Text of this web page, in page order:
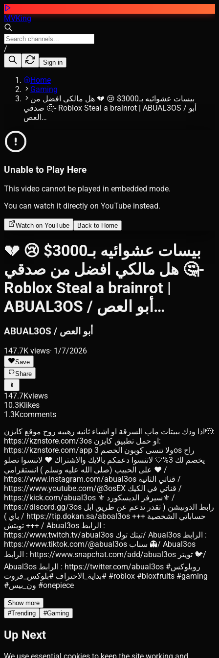
MVKing
/
Sign in
Home
Gaming
بيسات عشوائيه بـ3000$ 😢 💔 هل مالكي افضل من
صدقي 🤔- Roblox Steal a brainrot | ABUAL3OS / أبو
العص…
Unable to Play Here
This video cannot be played in embedded mode.
You can watch it directly on YouTube instead.
Watch on YouTube Back to Home
بيسات عشوائيه بـ3000$ 😢 💔
هل مالكي افضل من صدقي 🤔-
Roblox Steal a brainrot |
ABUAL3OS / أبو العص…
ABUAL3OS / أبو العص
147.7K views· 1/7/2026
Save
Share
147.7Kviews
10.3Klikes
1.3Kcomments
اذا ودك ببيتات ماب السرقة او اشياء ثانيه رهيبه روح موقع كايزن🫡:
https://kznstore.com/3os او حمل تطبيق كايزن:
https://kznstore.com/app ولا تنسى كوبون الخصم 3os راح
يخصم لك 3%🤍 لاتنسوا دعمكم بالايك والاشتراك ❤️ لاتنسوا تصلو
على الحبيب (صلى الله عليه وسلم ) انستقرامي ♥️ /
https://www.instagram.com/abual3os قناتي الثانية /
https://www.youtube.com/@3osEX قناتي في الكيك /
https://kick.com/abual3os ⚜️ سيرفر الديسكورد⚜️ /
https://discord.gg/3os رابط الدونيشن ( تقدر تدعم عن طريق ابل
باي ) / https://tip.dokan.sa/aboal3os +++ حساباتي الشخصية
+++ تويتش / Abual3os الرابط :
https://www.twitch.tv/abual3os تيتك توك/ Abual3os الرابط :
https://www.tiktok.com/@abual3os سناب 👻/ Abual3os
الرابط : https://www.snapchat.com/add/abual3os تويتر 🐦/
Abual3os الرابط : https://twitter.com/abual3os #روبلوكس
#بداية_الاحتراف #بلوكس_فروت #roblox #bloxfruits #gaming
#ون_بيس #onepiece
Show more
#Trending #Gaming
Up Next